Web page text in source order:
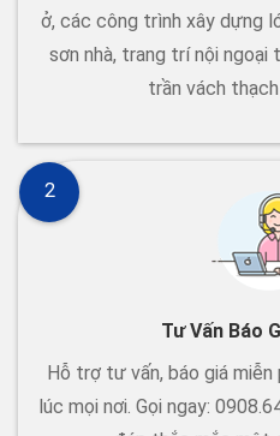
ở, các công trình xây dựng
sơn nhà, trang trí nội
trần vách
Tư Vấn Báo
Hỗ trợ tư vấn, báo giá miễn
lúc mọi nơi. Gọi ngay:
2